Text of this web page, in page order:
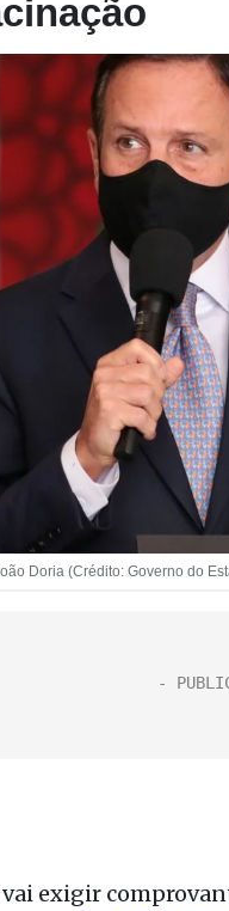
Doria (Crédito: Governo do
vai exigir